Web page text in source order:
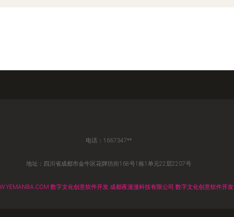
电话：1667347**
地址：四川省成都市金牛区花牌坊街168号1栋1单元22层2207号
数字文化创意软件开发 成都夜漫漫科技有限公司 数字文化创意软件开发